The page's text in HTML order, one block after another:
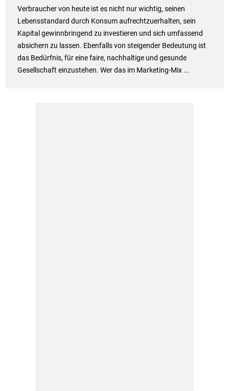
Verbraucher von heute ist es nicht nur wichtig, seinen
Lebensstandard durch Konsum aufrechtzuerhalten, sein
Kapital gewinnbringend zu investieren und sich umfassend
absichern zu lassen. Ebenfalls von steigender Bedeutung ist
das Bedürfnis, für eine faire, nachhaltige und gesunde
Gesellschaft einzustehen. Wer das im Marketing-Mix ...